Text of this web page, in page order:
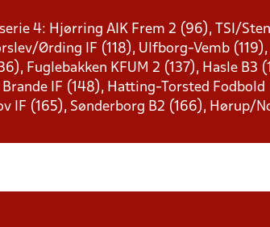
4: Hjørring AIK Frem 2 (96), TSI/
Ørding IF (118), Ulfborg-Vemb
Fuglebakken KFUM 2 (137), Hasle B3
IF (148), Hatting-Torsted Fodbold
IF (165), Sønderborg B2 (166), Hørup/